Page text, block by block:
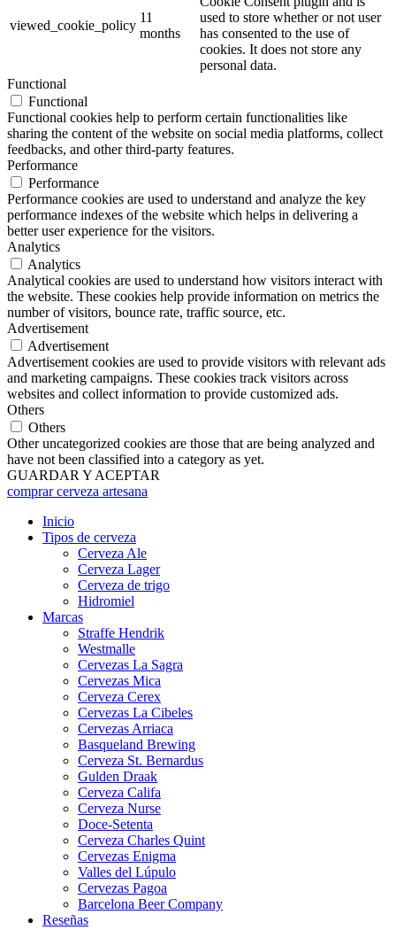
viewed_cookie_policy
11
months
used to store whether or not user
has consented to the use of
cookies. It does not store any
personal data.
Functional
Functional
Functional cookies help to perform certain functionalities like
sharing the content of the website on social media platforms, collect
feedbacks, and other third-party features.
Performance
Performance
Performance cookies are used to understand and analyze the key
performance indexes of the website which helps in delivering a
better user experience for the visitors.
Analytics
Analytics
Analytical cookies are used to understand how visitors interact with
the website. These cookies help provide information on metrics the
number of visitors, bounce rate, traffic source, etc.
Advertisement
Advertisement
Advertisement cookies are used to provide visitors with relevant ads
and marketing campaigns. These cookies track visitors across
websites and collect information to provide customized ads.
Others
Others
Other uncategorized cookies are those that are being analyzed and
have not been classified into a category as yet.
GUARDAR Y ACEPTAR
comprar cerveza artesana
Inicio
Tipos de cerveza
Cerveza Ale
Cerveza Lager
Cerveza de trigo
Hidromiel
Marcas
Straffe Hendrik
Westmalle
Cervezas La Sagra
Cervezas Mica
Cerveza Cerex
Cervezas La Cibeles
Cervezas Arriaca
Basqueland Brewing
Cerveza St. Bernardus
Gulden Draak
Cerveza Califa
Cerveza Nurse
Doce-Setenta
Cerveza Charles Quint
Cervezas Enigma
Valles del Lúpulo
Cervezas Pagoa
Barcelona Beer Company
Reseñas